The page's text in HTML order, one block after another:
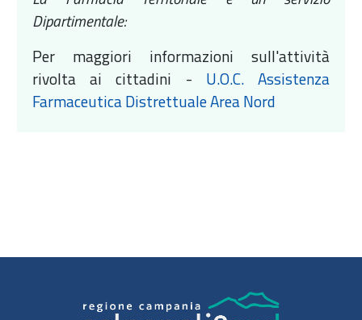
Dipartimentale:
Per maggiori informazioni sull'attività
rivolta ai cittadini - U.O.C. Assistenza
Farmaceutica Distrettuale Area Nord